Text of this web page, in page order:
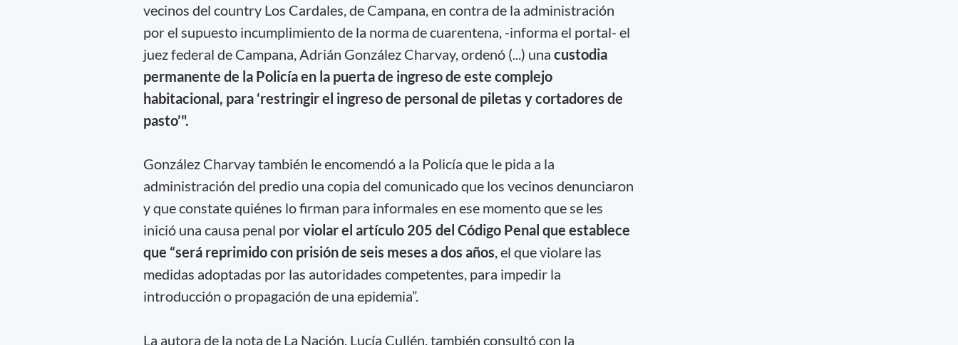
vecinos del country Los Cardales, de Campana, en contra de la administración
por el supuesto incumplimiento de la norma de cuarentena, -informa el portal- el
juez federal de Campana, Adrián González Charvay, ordenó (...) una custodia
permanente de la Policía en la puerta de ingreso de este complejo
habitacional, para ‘restringir el ingreso de personal de piletas y cortadores de
pasto’".
González Charvay también le encomendó a la Policía que le pida a la
administración del predio una copia del comunicado que los vecinos denunciaron
y que constate quiénes lo firman para informales en ese momento que se les
inició una causa penal porviolar el artículo 205 del Código Penal que establece
que “será reprimido con prisión de seis meses a dos años, el que violare las
medidas adoptadas por las autoridades competentes, para impedir la
introducción o propagación de una epidemia”.
La autora de la nota de La Nación, Lucía Cullén, también consultó con la